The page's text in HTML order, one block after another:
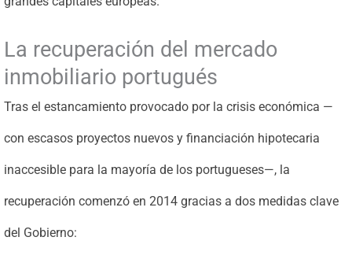
La recuperación del mercado
inmobiliario portugués
Tras el estancamiento provocado por la crisis económica —
con escasos proyectos nuevos y financiación hipotecaria
inaccesible para la mayoría de los portugueses—, la
recuperación comenzó en 2014 gracias a dos medidas clave
del Gobierno: